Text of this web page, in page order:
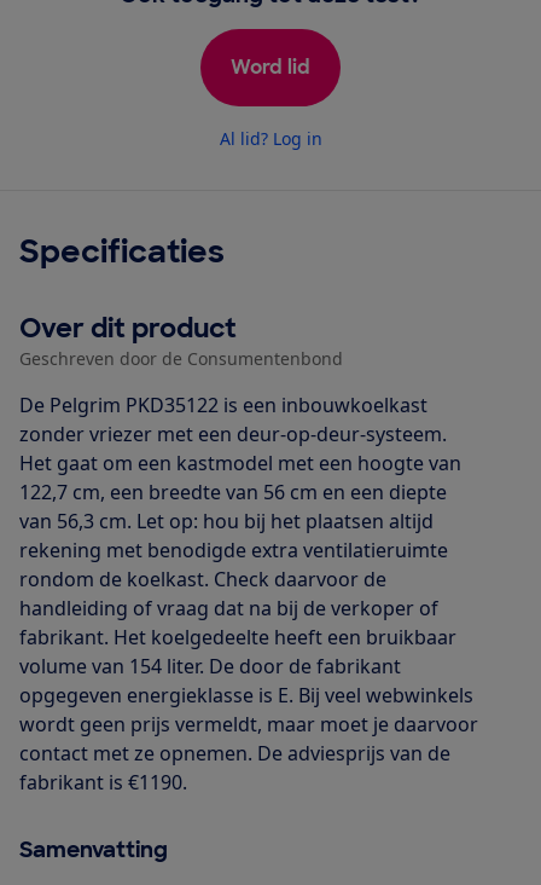
Word lid
Al lid? Log in
Specificaties
Over dit product
Geschreven door de Consumentenbond
De Pelgrim PKD35122 is een inbouwkoelkast
zonder vriezer met een deur-op-deur-systeem.
Het gaat om een kastmodel met een hoogte van
122,7 cm, een breedte van 56 cm en een diepte
van 56,3 cm. Let op: hou bij het plaatsen altijd
rekening met benodigde extra ventilatieruimte
rondom de koelkast. Check daarvoor de
handleiding of vraag dat na bij de verkoper of
fabrikant. Het koelgedeelte heeft een bruikbaar
volume van 154 liter. De door de fabrikant
opgegeven energieklasse is E. Bij veel webwinkels
wordt geen prijs vermeldt, maar moet je daarvoor
contact met ze opnemen. De adviesprijs van de
fabrikant is €1190.
Samenvatting